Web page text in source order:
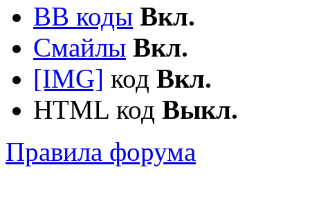
BB коды Вкл.
Смайлы Вкл.
[IMG] код Вкл.
HTML код Выкл.
Правила форума